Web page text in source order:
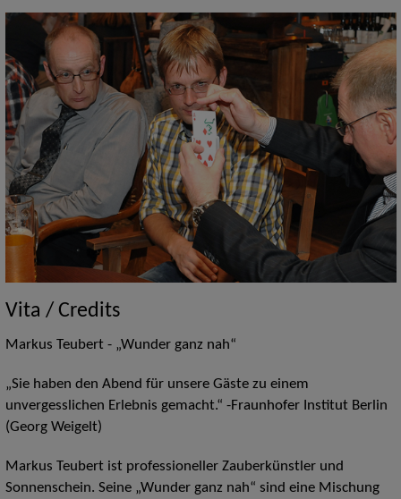
Vita / Credits
Markus Teubert - „Wunder ganz nah“
„Sie haben den Abend für unsere Gäste zu einem
unvergesslichen Erlebnis gemacht.“ -Fraunhofer Institut Berlin
(Georg Weigelt)
Markus Teubert ist professioneller Zauberkünstler und
Sonnenschein. Seine „Wunder ganz nah“ sind eine Mischung